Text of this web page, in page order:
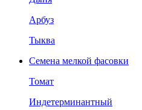
Арбуз
Тыква
Семена мелкой фасовки
Томат
Индетерминантный